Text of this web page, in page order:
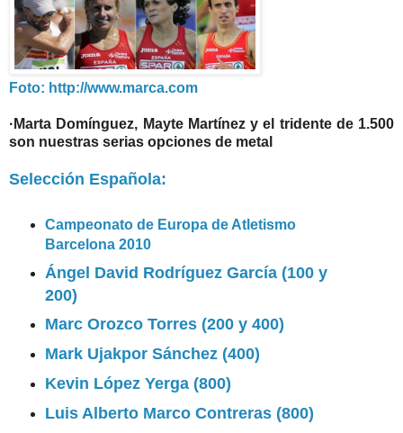
Foto: http://www.marca.com
·Marta Domínguez, Mayte Martínez y el tridente de 1.500
son nuestras serias opciones de metal
Selección Española:
Campeonato de Europa de Atletismo
Barcelona 2010
Ángel David Rodríguez García (100 y
200)
Marc Orozco Torres (200 y 400)
Mark Ujakpor Sánchez (400)
Kevin López Yerga (800)
Luis Alberto Marco Contreras (800)